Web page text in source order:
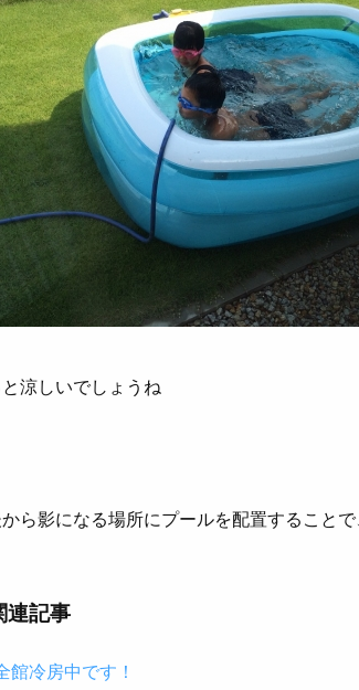
と涼しいでしょうね
ら影になる場所にプールを配置すること
連記事
館冷房中です！